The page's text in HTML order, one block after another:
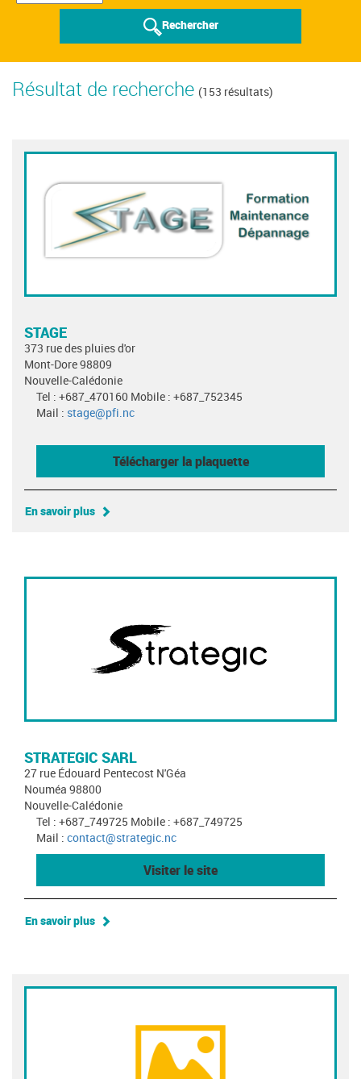
Rechercher
Résultat de recherche (153 résultats)
STAGE
373 rue des pluies d'or
Mont-Dore 98809
Nouvelle-Calédonie
Tel : +687_470160 Mobile : +687_752345
Mail : stage@pfi.nc
Télécharger la plaquette
En savoir plus
STRATEGIC SARL
27 rue Édouard Pentecost N'Géa
Nouméa 98800
Nouvelle-Calédonie
Tel : +687_749725 Mobile : +687_749725
Mail : contact@strategic.nc
Visiter le site
En savoir plus